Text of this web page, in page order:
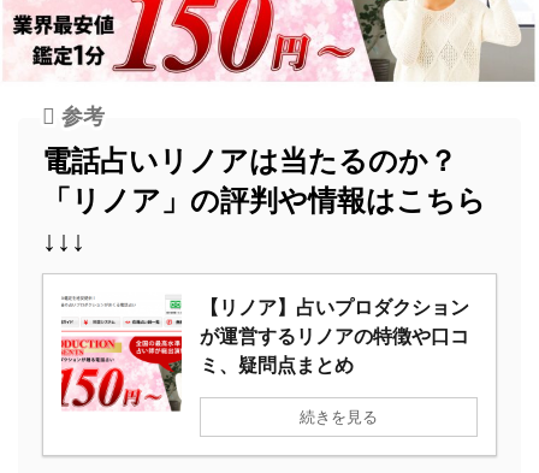
参考
電話占いリノアは当たるのか？
「リノア」の評判や情報はこちら
↓↓↓
【リノア】占いプロダクション
が運営するリノアの特徴や口コ
ミ、疑問点まとめ
続きを見る